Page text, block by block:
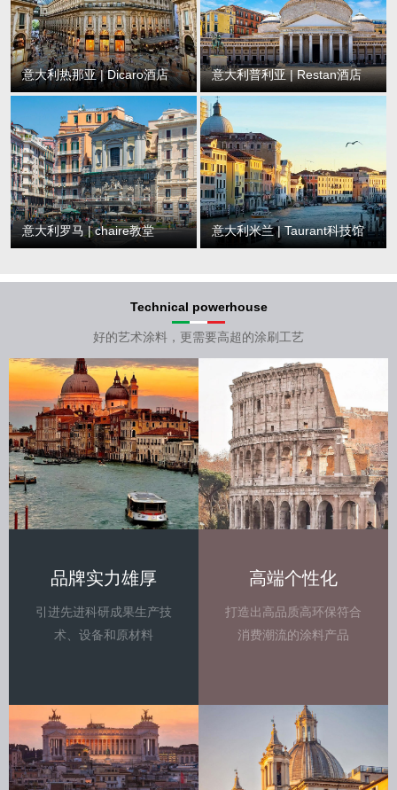
意大利热那亚 | Dicaro酒店 意大利普利亚 | Restan酒店
意大利罗马 | chaire教堂 意大利米兰 | Taurant科技馆
Technical powerhouse
好的艺术涂料，更需要高超的涂刷工艺
品牌实力雄厚
引进先进科研成果生产技
术、设备和原材料
高端个性化
打造出高品质高环保符合
消费潮流的涂料产品